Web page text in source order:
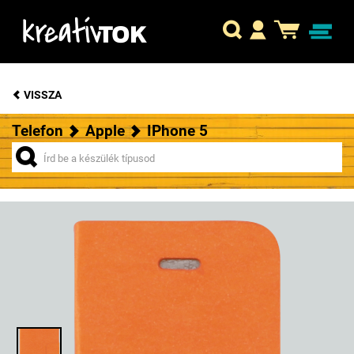
VISSZA
Telefon Apple IPhone 5